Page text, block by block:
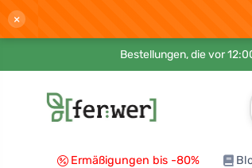
×
Bestellungen, die vor
Ermäßigungen bis -80%